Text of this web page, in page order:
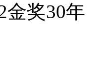
金奖30年